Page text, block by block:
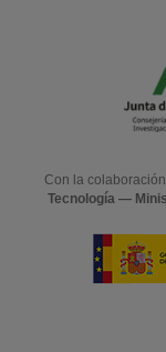
Con la
Tecnología —